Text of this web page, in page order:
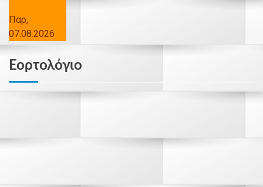
Παρ,
07.08.2026
Εορτολόγιο